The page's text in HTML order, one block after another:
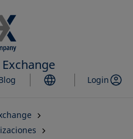
al
contenido
principal
Exchange
Login